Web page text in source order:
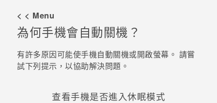
配件
優惠專區
< < Menu
為何手機會自動關機？
有許多原因可能使手機自動關機或開啟螢幕。 請嘗
試下列提示，以協助解決問題。
查看手機是否進入休眠模式